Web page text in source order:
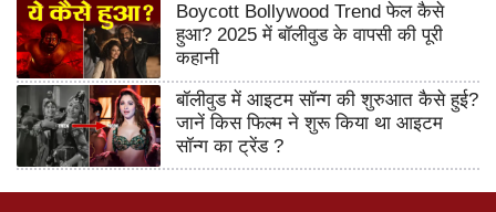
Boycott Bollywood Trend फेल कैसे
हुआ? 2025 में बॉलीवुड के वापसी की पूरी
कहानी
बॉलीवुड में आइटम सॉन्ग की शुरुआत कैसे हुई?
जानें किस फिल्म ने शुरू किया था आइटम
सॉन्ग का ट्रेंड ?